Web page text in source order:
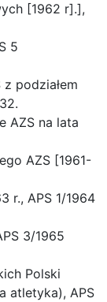
[1962 r].],
5
podziałem
AZS na lata
AZS [1961-
r., APS 1/1964
3/1965
Polski
atletyka), APS